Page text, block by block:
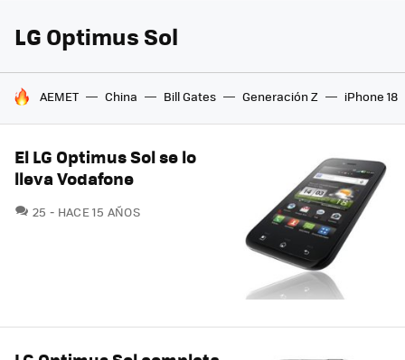
LG Optimus Sol
HOY SE HABLA DE
AEMET China Bill Gates Generación Z iPhone 18
El LG Optimus Sol se lo
lleva Vodafone
25 COMENTARIOS
HACE 15 AÑOS